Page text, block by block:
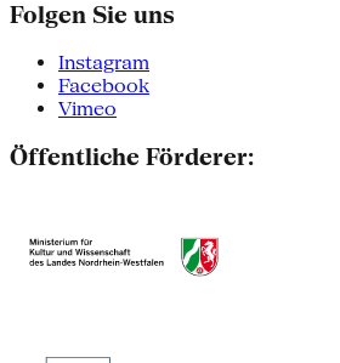
Folgen Sie uns
Instagram
Facebook
Vimeo
Öffentliche Förderer: